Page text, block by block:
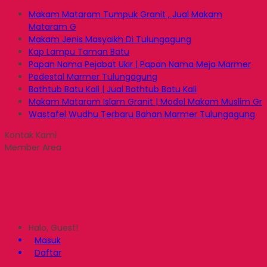
Makam Mataram Tumpuk Granit , Jual Makam
Mataram G
Makam Jenis Masyaikh Di Tulungagung
Kap Lampu Taman Batu
Papan Nama Pejabat Ukir | Papan Nama Meja Marmer
Pedestal Marmer Tulungagung
Bathtub Batu Kali | Jual Bathtub Batu Kali
Makam Mataram Islam Granit | Model Makam Muslim Gr
Wastafel Wudhu Terbaru Bahan Marmer Tulungagung
Kontak Kami
Member Area
Halo, Guest!
Masuk
Daftar